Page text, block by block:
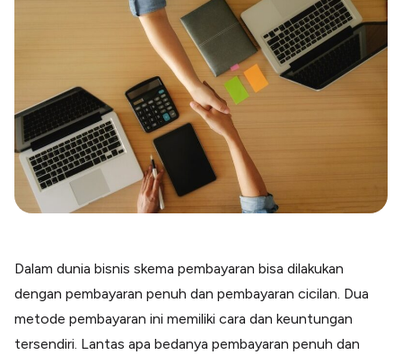
Paper XB
Bayar luar negeri pakai kartu kredit
Kartu Kredit Bisnis
Paper Card
Satu kartu untuk bisnis & personal
Paper Horizon
Kartu korporat expense terlengkap
Kelola Pembayaran Termin Proyek
Health & Beauty
Terima Pembayaran Instan Dan CC
Kumpulan tips dan informasi bisnis
Dalam dunia bisnis skema pembayaran bisa dilakukan
dengan pembayaran penuh dan pembayaran cicilan. Dua
metode pembayaran ini memiliki cara dan keuntungan
tersendiri. Lantas apa bedanya pembayaran penuh dan